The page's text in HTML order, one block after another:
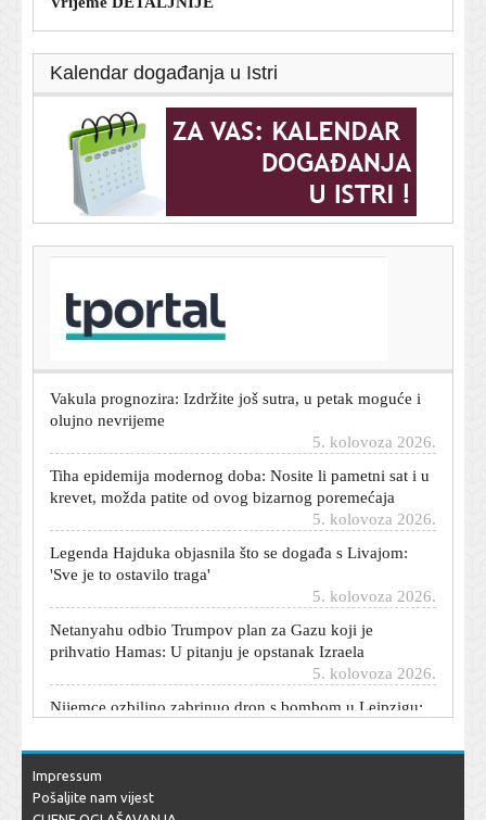
Kalendar događanja u Istri
Dnevni horoskop za 6. kolovoza 2026. - što vam
zvijezde danas donose
olujno nevrijeme
krevet, možda patite od ovog bizarnog poremećaja
5. kolovoza 2026.
'Sve je to ostavilo traga'
prihvatio Hamas: U pitanju je opstanak Izraela
5. kolovoza 2026.
'Bio je to hibridni napad'
o čestitki iz vlade?
Impressum
Pošaljite nam vijest